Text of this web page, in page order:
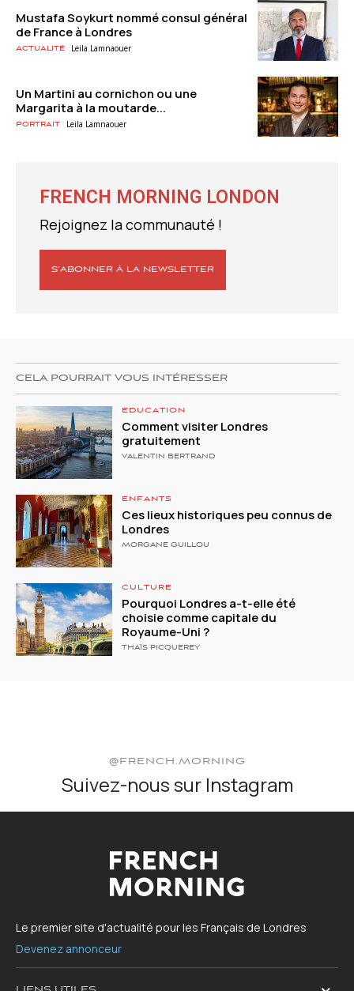
Mustafa Soykurt nommé consul général
de France à Londres
Actualité Leila Lamnaouer
Un Martini au cornichon ou une
Margarita à la moutarde...
Portrait Leila Lamnaouer
FRENCH MORNING LONDON
Rejoignez la communauté !
S’ABONNER À LA NEWSLETTER
CELA POURRAIT VOUS INTÉRESSER
EDUCATION
Comment visiter Londres
gratuitement
VALENTIN BERTRAND
ENFANTS
Ces lieux historiques peu connus de
Londres
MORGANE GUILLOU
CULTURE
Pourquoi Londres a-t-elle été
choisie comme capitale du
Royaume-Uni ?
THAÏS PICQUEREY
@FRENCH.MORNING
Suivez-nous sur Instagram
Le premier site d'actualité pour les Français de Londres
Devenez annonceur